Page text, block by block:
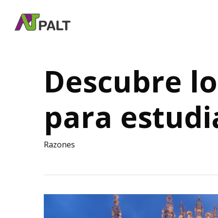
main
Descubre
para
Razones